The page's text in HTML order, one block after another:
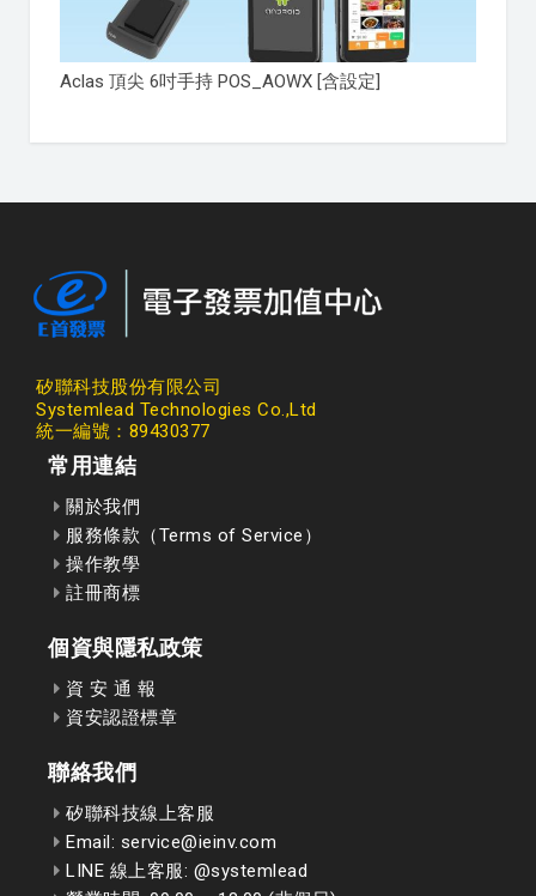
Aclas 頂尖 6吋手持 POS_AOWX [含設定]
矽聯科技股份有限公司
Systemlead Technologies Co.,Ltd
統一編號：89430377
常用連結
關於我們
服務條款（Terms of Service）
操作教學
註冊商標
個資與隱私政策
資 安 通 報
資安認證標章
聯絡我們
矽聯科技線上客服
Email: service@ieinv.com
LINE 線上客服: @systemlead